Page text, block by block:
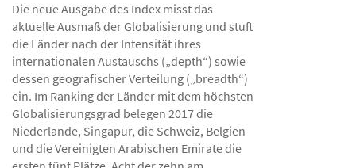
Die neue Ausgabe des Index misst das
aktuelle Ausmaß der Globalisierung und stuft
die Länder nach der Intensität ihres
internationalen Austauschs („depth“) sowie
dessen geografischer Verteilung („breadth“)
ein. Im Ranking der Länder mit dem höchsten
Globalisierungsgrad belegen 2017 die
Niederlande, Singapur, die Schweiz, Belgien
und die Vereinigten Arabischen Emirate die